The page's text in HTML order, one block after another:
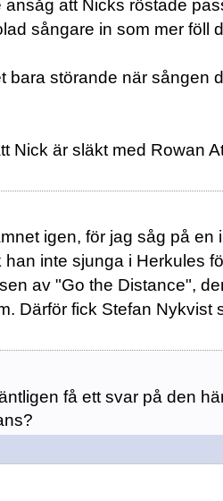
att Nicks röstade
sångare in som mer föll
bara störande när sången
Nick är släkt med Rowan
igen, för jag såg på en
han inte sjunga i Herkules
av "Go the Distance",
Därför fick Stefan Nykvist
få ett svar på den